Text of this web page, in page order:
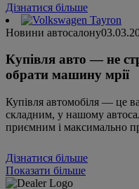
Дізнатися більше
Новини автосалону
Купівля авто — не
обрати машину мрії
Купівля автомобіля — це
складним, у нашому
приємним і максимально
Дізнатися більше
Показати більше